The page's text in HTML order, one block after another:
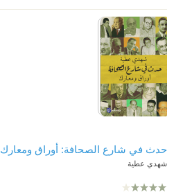
حدث في شارع الصحافة: أوراق ومعارك
شهدي عطية